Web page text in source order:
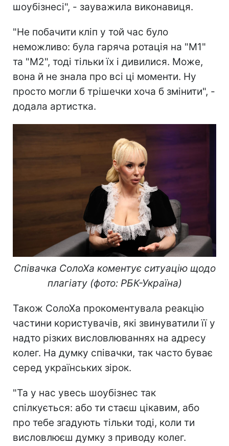
шоубізнесі", - зауважила виконавиця.
"Не побачити кліп у той час було
неможливо: була гаряча ротація на "М1"
та "М2", тоді тільки їх і дивилися. Може,
вона й не знала про всі ці моменти. Ну
просто могли б трішечки хоча б змінити", -
додала артистка.
Співачка СолоХа коментує ситуацію щодо
плагіату (фото: РБК-Україна)
Також СолоХа прокоментувала реакцію
частини користувачів, які звинуватили її у
надто різких висловлюваннях на адресу
колег. На думку співачки, так часто буває
серед українських зірок.
"Та у нас увесь шоубізнес так
спілкується: або ти стаєш цікавим, або
про тебе згадують тільки тоді, коли ти
висловлюєш думку з приводу колег.